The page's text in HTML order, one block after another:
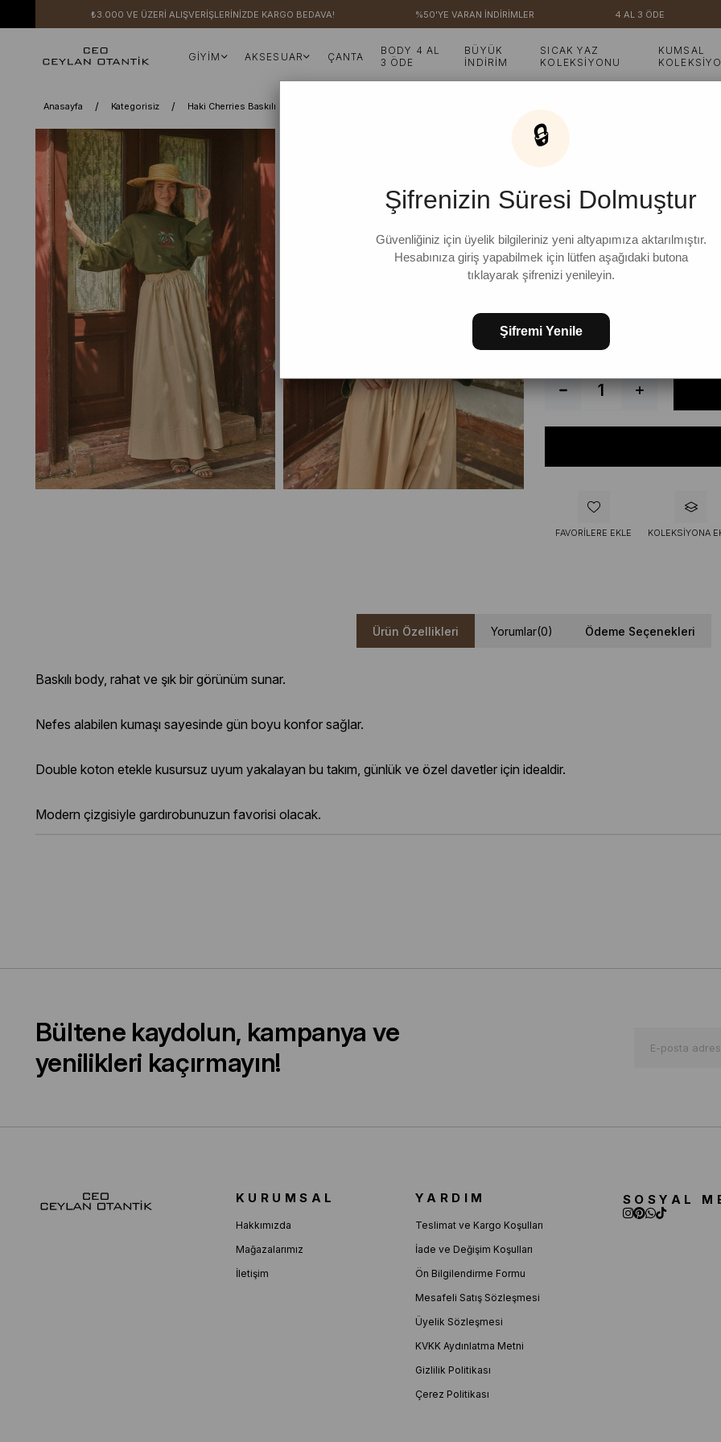
₺3.000 VE ÜZERİ ALIŞVERİŞLERİNİZDE KARGO BEDAVA! %50'YE VARAN İNDİRİMLER 4 AL 3 ÖDE
GİYİM AKSESUAR ÇANTA
BODY 4 AL
3 ÖDE
BÜYÜK
İNDİRİM
SICAK YAZ
KOLEKSİYONU
KUMSAL
Anasayfa Kategorisiz Haki Cherries Baskılı Body & Krem Double Koton Etek
Haki Cherries Baskılı
%
10
₺1.999,98
STD
FAVORILERE EKLE KOLEKSIYONA
Ürün Özellikleri Yorumlar(0) Ödeme Seçenekleri
Baskılı body, rahat ve şık bir görünüm sunar.
Nefes alabilen kumaşı sayesinde gün boyu konfor sağlar.
Double koton etekle kusursuz uyum yakalayan bu takım, günlük ve özel davetler için idealdir.
Modern çizgisiyle gardırobunuzun favorisi olacak.
Bültene kaydolun, kampanya ve
yenilikleri kaçırmayın!
KURUMSAL
Hakkımızda
Mağazalarımız
İletişim
YARDIM
Teslimat ve Kargo Koşulları
İade ve Değişim Koşulları
Ön Bilgilendirme Formu
Mesafeli Satış Sözleşmesi
Üyelik Sözleşmesi
KVKK Aydınlatma Metni
Gizlilik Politikası
Çerez Politikası
SOSYAL
🔒
Şifrenizin Süresi Dolmuştur
Güvenliğiniz için üyelik bilgileriniz yeni altyapımıza aktarılmıştır.
Hesabınıza giriş yapabilmek için lütfen aşağıdaki butona
tıklayarak şifrenizi yenileyin.
Şifremi Yenile